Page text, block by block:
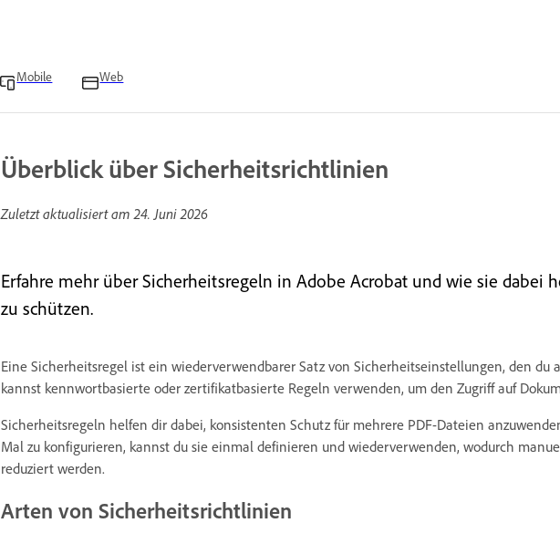
Mobile Web
Überblick über Sicherheitsrichtlinien
Zuletzt aktualisiert am24. Juni 2026
Erfahre mehr über Sicherheitsregeln in Adobe Acrobat und wie sie dabei
zu schützen.
Eine Sicherheitsregel ist ein wiederverwendbarer Satz von Sicherheitseinstellungen, den du
kannst kennwortbasierte oder zertifikatbasierte Regeln verwenden, um den Zugriff auf
Sicherheitsregeln helfen dir dabei, konsistenten Schutz für mehrere PDF-Dateien
Mal zu konfigurieren, kannst du sie einmal definieren und wiederverwenden, wodurch
reduziert werden.
Arten von Sicherheitsrichtlinien